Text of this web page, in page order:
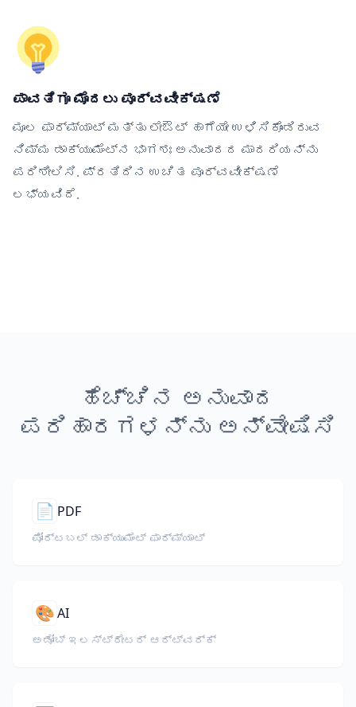
ಪಾವತಿಗೂ ಮೊದಲು ಪೂರ್ವವೀಕ್ಷಣೆ
ಮೂಲ ಫಾರ್ಮ್ಯಾಟ್ ಮತ್ತು ಲೇಔಟ್ ಹಾಗೆಯೇ ಉಳಿಸಿಕೊಂಡಿರುವ
ನಿಮ್ಮ ಡಾಕ್ಯುಮೆಂಟ್‌ನ ಭಾಗಶಃ ಅನುವಾದದ ಮಾದರಿಯನ್ನು
ಪರಿಶೀಲಿಸಿ. ಪ್ರತಿದಿನ ಉಚಿತ ಪೂರ್ವವೀಕ್ಷಣೆ
ಲಭ್ಯವಿದೆ.
ಹೆಚ್ಚಿನ ಅನುವಾದ
ಪರಿಹಾರಗಳನ್ನು ಅನ್ವೇಷಿಸಿ
📄 PDF
ಪೋರ್ಟಬಲ್ ಡಾಕ್ಯುಮೆಂಟ್ ಫಾರ್ಮ್ಯಾಟ್
🎨AI
ಅಡೋಬ್ ಇಲಸ್ಟ್ರೇಟರ್ ಆರ್ಟ್‌ವರ್ಕ್